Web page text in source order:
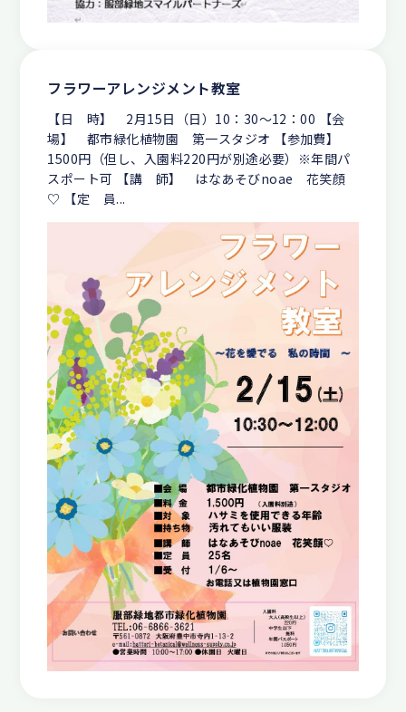
フラワーアレンジメント教室
【日 時】 2月15日（日）10：30～12：00 【会
場】 都市緑化植物園 第一スタジオ 【参加費】
1500円（但し、入園料220円が別途必要）※年間パ
スポート可 【講 師】 はなあそびnoae 花笑顔
♡ 【定 員...